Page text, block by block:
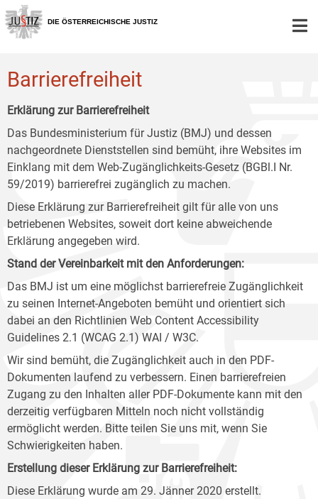
Zur
Hauptnavigation
[1]
Zum
Inhalt
[2]
Zum
Untermenü
[3]
DIE ÖSTERREICHISCHE JUSTIZ
Barrierefreiheit
Erklärung zur Barrierefreiheit
Das Bundesministerium für Justiz (BMJ) und dessen
nachgeordnete Dienststellen sind bemüht, ihre Websites im
Einklang mit dem Web-Zugänglichkeits-Gesetz (BGBl.I Nr.
59/2019) barrierefrei zugänglich zu machen.
Diese Erklärung zur Barrierefreiheit gilt für alle von uns
betriebenen Websites, soweit dort keine abweichende
Erklärung angegeben wird.
Stand der Vereinbarkeit mit den Anforderungen:
Das BMJ ist um eine möglichst barrierefreie Zugänglichkeit
zu seinen Internet-Angeboten bemüht und orientiert sich
dabei an den Richtlinien Web Content Accessibility
Guidelines 2.1 (WCAG 2.1) WAI / W3C.
Wir sind bemüht, die Zugänglichkeit auch in den PDF-
Dokumenten laufend zu verbessern. Einen barrierefreien
Zugang zu den Inhalten aller PDF-Dokumente kann mit den
derzeitig verfügbaren Mitteln noch nicht vollständig
ermöglicht werden. Bitte teilen Sie uns mit, wenn Sie
Schwierigkeiten haben.
Erstellung dieser Erklärung zur Barrierefreiheit:
Diese Erklärung wurde am 29. Jänner 2020 erstellt.